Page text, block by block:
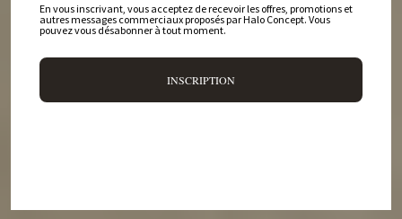
En vous inscrivant, vous acceptez de recevoir les offres, promotions et
autres messages commerciaux proposés par Halo Concept. Vous
pouvez vous désabonner à tout moment.
INSCRIPTION